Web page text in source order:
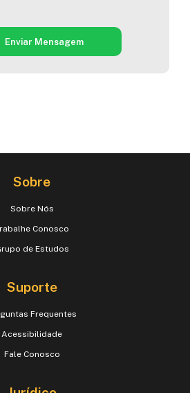
Enviar Mensagem
Sobre
Sobre Nós
Conosco
de Estudos
Suporte
Frequentes
Acessibilidade
Fale Conosco